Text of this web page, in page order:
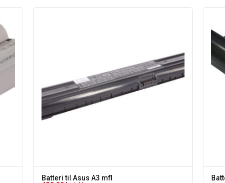
Batteri til Asus A3 mfl